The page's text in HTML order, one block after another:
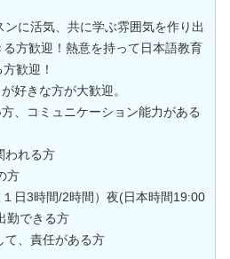
ンに活気、共に学ぶ雰囲気を作り出
方歓迎！熱意を持って日本語教育
歓迎！
好きな方が大歓迎。
、コミュニケーション能力がある
われる方
方
日3時間/2時間）夜(日本時間19:00
勤できる方
て、責任がある方